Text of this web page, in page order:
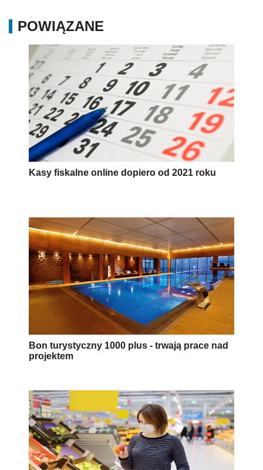
POWIĄZANE
Kasy fiskalne online dopiero od 2021 roku
Bon turystyczny 1000 plus - trwają prace nad
projektem